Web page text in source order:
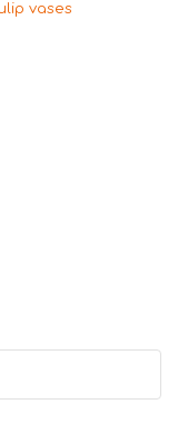
vases